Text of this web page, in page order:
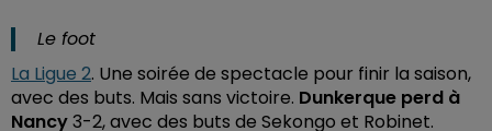
Le foot
La Ligue 2. Une soirée de spectacle pour finir la saison,
avec des buts. Mais sans victoire. Dunkerque perd à
Nancy3-2, avec des buts de Sekongo et Robinet.